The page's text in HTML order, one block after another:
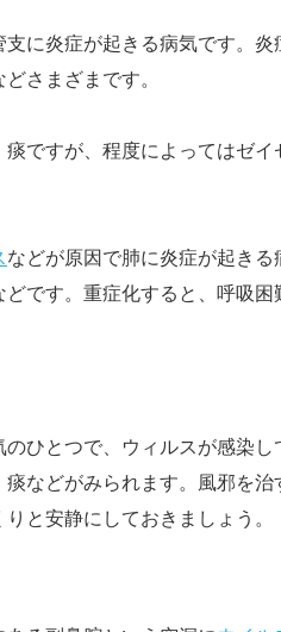
支に炎症が起きる病気です。
どさまざまです。
ですが、程度によってはゼ
などが原因で肺に炎症が起き
です。重症化すると、呼吸
のひとつで、ウィルスが感染
痰などがみられます。風邪を
と安静にしておきましょう。